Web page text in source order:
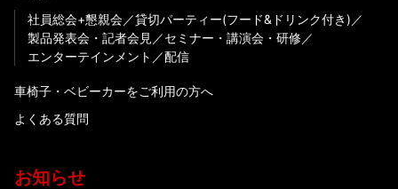
社員総会+懇親会
貸切パーティー(フード&ドリンク付き)
製品発表会・記者会見
セミナー・講演会・研修
エンターテインメント
配信
車椅子・ベビーカーをご利用の方へ
よくある質問
お知らせ